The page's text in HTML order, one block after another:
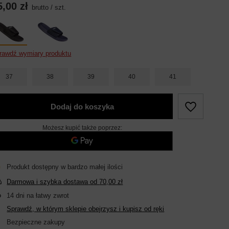
zł brutto /szt.
wymiary produktu
37 38 39 40 41
Dodaj do koszyka
Możesz kupić także poprzez:
Produkt dostępny w bardzo małej ilości
Darmowa i szybka dostawa od70,00 zł
14 dni na łatwy zwrot
Sprawdź, w którym sklepie obejrzysz i kupisz od ręki
Bezpieczne zakupy